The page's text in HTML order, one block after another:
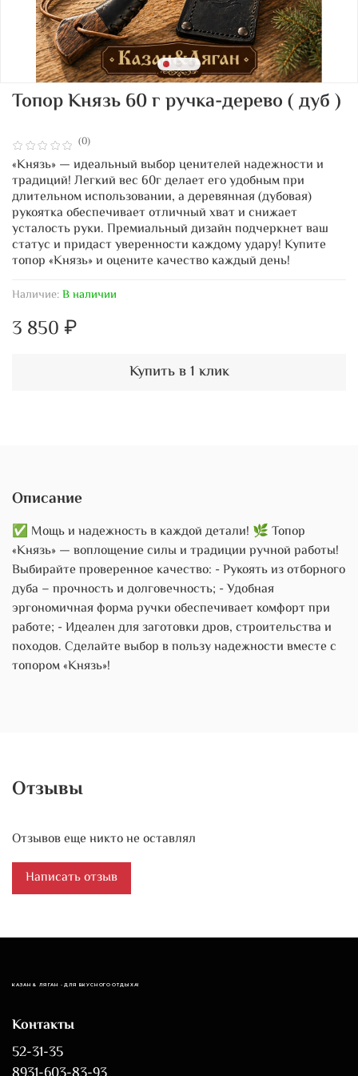
(0)
Наличие:В наличии
Топор Князь 60 г ручка-дерево ( дуб )
3 850 ₽
Купить в 1 клик
«Князь» — идеальный выбор ценителей надежности и
традиций! Легкий вес 60г делает его удобным при
длительном использовании, а деревянная (дубовая)
рукоятка обеспечивает отличный хват и снижает
усталость руки. Премиальный дизайн подчеркнет ваш
статус и придаст уверенности каждому удару! Купите
топор «Князь» и оцените качество каждый день!
Описание
✅ Мощь и надежность в каждой детали! 🌿 Топор
«Князь» — воплощение силы и традиции ручной работы!
Выбирайте проверенное качество: - Рукоять из отборного
дуба – прочность и долговечность; - Удобная
эргономичная форма ручки обеспечивает комфорт при
работе; - Идеален для заготовки дров, строительства и
походов. Сделайте выбор в пользу надежности вместе с
топором «Князь»!
Отзывы
Отзывов еще никто не оставлял
Написать отзыв
КАЗАН & ЛЯГАН - ДЛЯ ВКУСНОГО ОТДЫХА!
Контакты
52-31-35